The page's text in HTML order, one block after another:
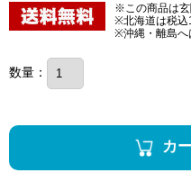
※この商品は
※北海道は税込
※沖縄・離島へ
数量：
カ